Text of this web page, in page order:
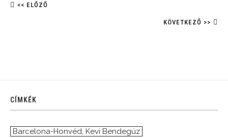
<< ELŐZŐ
KÖVETKEZŐ >>
CÍMKÉK
Barcelona-Honvéd Kevi Bendegúz